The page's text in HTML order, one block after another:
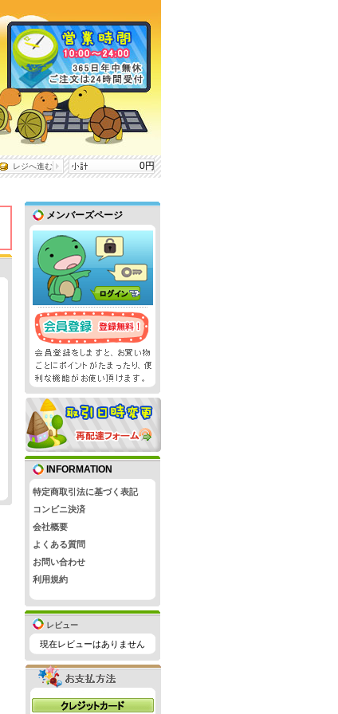
レジへ進む 0円
メンバーズページ
INFORMATION
特定商取引法に基づく表記
コンビニ決済
会社概要
よくある質問
お問い合わせ
利用規約
レビュー
現在レビューはありません